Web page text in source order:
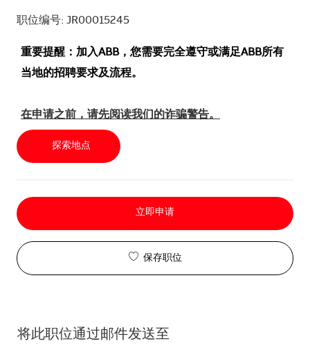
职位编号: JR00015245
重要提醒：加入ABB，您需要完全遵守或满足ABB所有
当地的招聘要求及流程。
在申请之前，请先阅读我们的诈骗警告。
探索地点
立即申请
保存职位
将此职位通过邮件发送至